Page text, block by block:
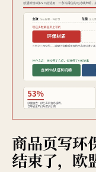
商品页写环
结束了，欧